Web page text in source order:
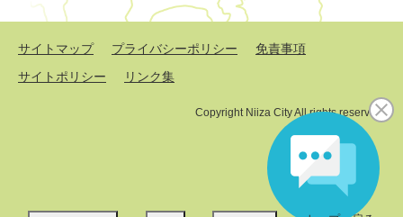
サイトマップ プライバシーポリシー
免責事項
サイトポリシー
リンク集
Copyright Niiza City All rights reserved.